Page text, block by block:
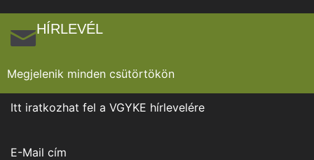
HÍRLEVÉL
Megjelenik minden csütörtökön
Itt iratkozhat fel a VGYKE hírlevelére
E-Mail cím